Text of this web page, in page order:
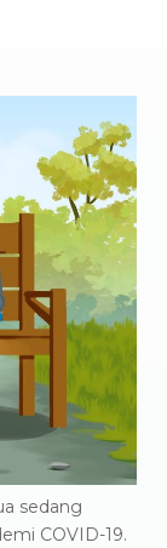
sedang
COVID-19.